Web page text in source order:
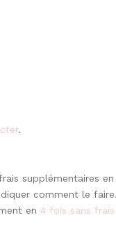
.
supplémentaires
comment le faire.
en 4 fois sans